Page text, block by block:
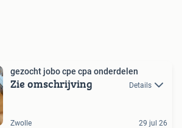
gezocht jobo cpe cpa onderdelen
Zie omschrijving Details
Zwolle 29 jul 26